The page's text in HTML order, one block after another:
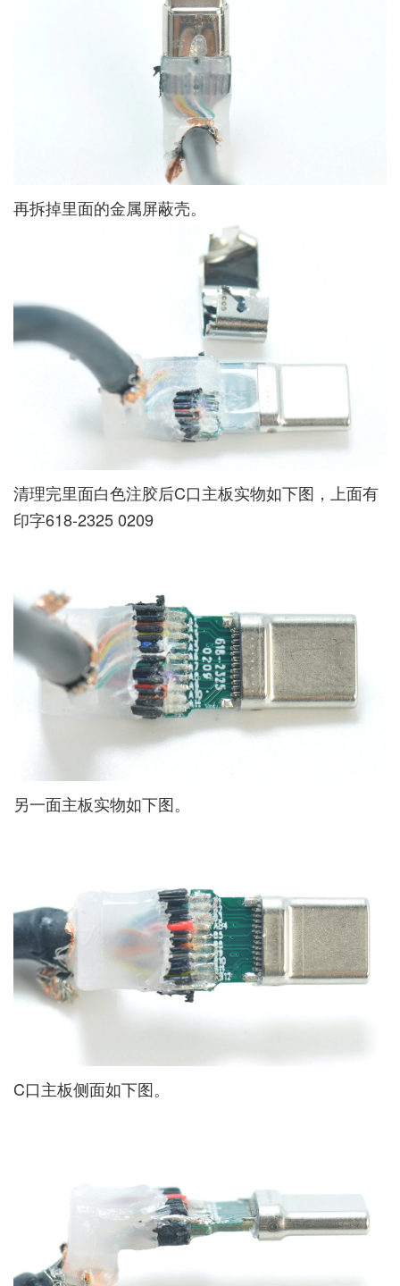
再拆掉里面的金属屏蔽壳。
清理完里面白色注胶后C口主板实物如下图，上面有
印字618-2325 0209
另一面主板实物如下图。
C口主板侧面如下图。